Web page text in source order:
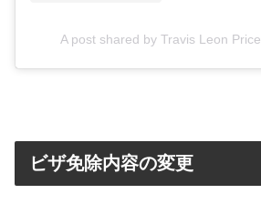
A post shared by Travis Leon
ビザ免除内容の変更